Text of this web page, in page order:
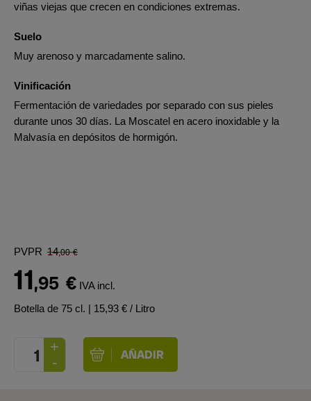
viñas viejas que crecen en condiciones extremas.
Suelo
Muy arenoso y marcadamente salino.
Vinificación
Fermentación de variedades por separado con sus pieles
durante unos 30 días. La Moscatel en acero inoxidable y la
Malvasía en depósitos de hormigón.
PVPR 14,00 €
11,95 € IVA incl.
Botella de 75 cl. | 15,93 € / Litro